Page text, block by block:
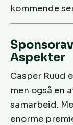
kommende
Aspekter
Casper Ruud
men også en
samarbeid.
enorme